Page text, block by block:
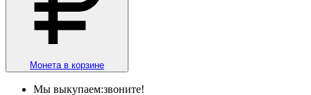
Монета в корзине
Мы выкупаем:звоните!